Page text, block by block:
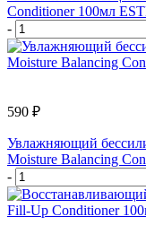
Conditioner 100мл
-
590 ₽
Увлажняющий
Moisture Balancing
-